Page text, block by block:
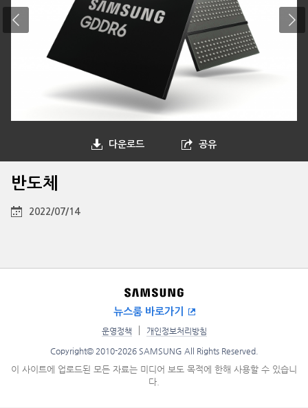
다운로드 공유
반도체
2022/07/14
뉴스룸 바로가기
운영정책 개인정보처리방침
Copyright© 2010-2026 SAMSUNG All Rights Reserved.
이 사이트에 업로드된 모든 자료는 미디어 보도 목적에 한해 사용할 수 있습니
다.